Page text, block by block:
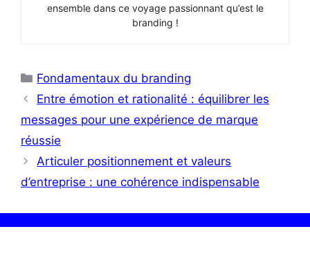
ensemble dans ce voyage passionnant qu’est le
branding !
Catégories
Fondamentaux du branding
Entre émotion et rationalité : équilibrer les
messages pour une expérience de marque
réussie
Articuler positionnement et valeurs
d’entreprise : une cohérence indispensable